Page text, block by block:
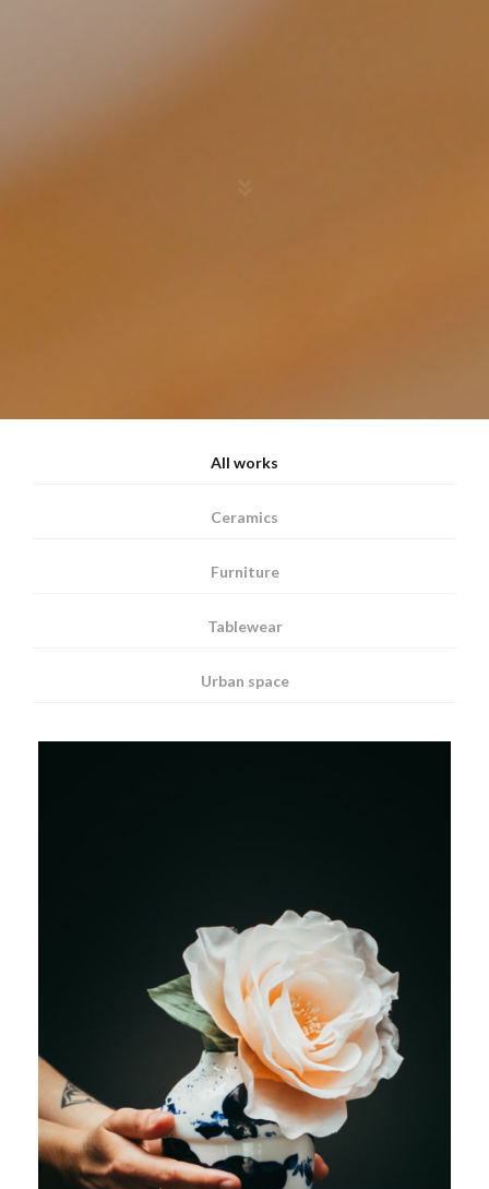
All works
Ceramics
Furniture
Tablewear
Urban space